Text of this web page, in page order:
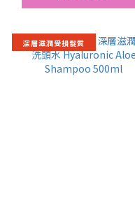
深層滋潤受損髮質